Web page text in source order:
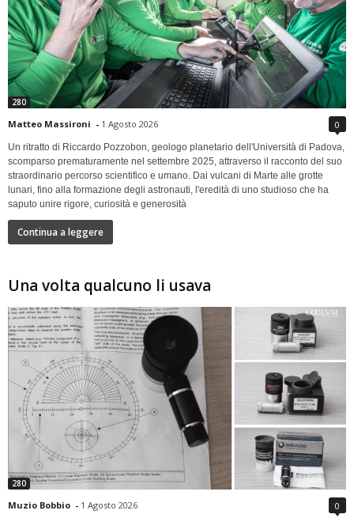
280
Matteo Massironi - 1 Agosto 2026 0
Un ritratto di Riccardo Pozzobon, geologo planetario dell'Università di Padova,
scomparso prematuramente nel settembre 2025, attraverso il racconto del suo
straordinario percorso scientifico e umano. Dai vulcani di Marte alle grotte
lunari, fino alla formazione degli astronauti, l'eredità di uno studioso che ha
saputo unire rigore, curiosità e generosità
Continua a leggere
Una volta qualcuno li usava
280
Muzio Bobbio - 1 Agosto 2026 0